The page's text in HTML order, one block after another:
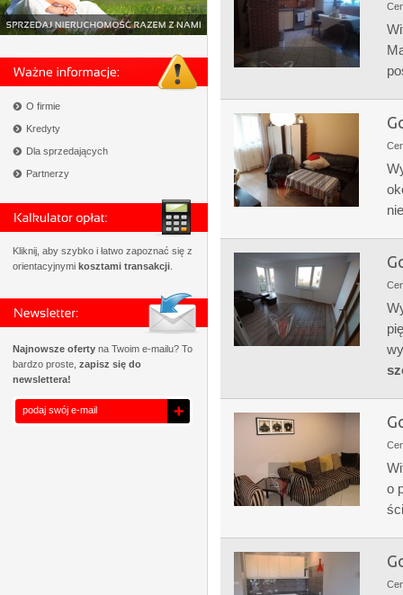
O firmie
Kredyty
Dla sprzedających
Partnerzy
Kliknij, aby szybko i łatwo zapoznać się z
orientacyjnymi kosztami transakcji
Najnowsze oferty na Twoim e-mailu? To
bardzo proste, zapisz się do
newslettera!
o